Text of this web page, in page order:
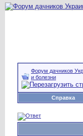
Форум дачников
и болезни
Справка